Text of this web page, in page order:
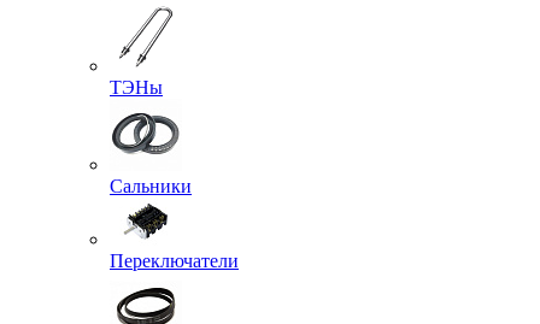
ТЭНы
Сальники
Переключатели